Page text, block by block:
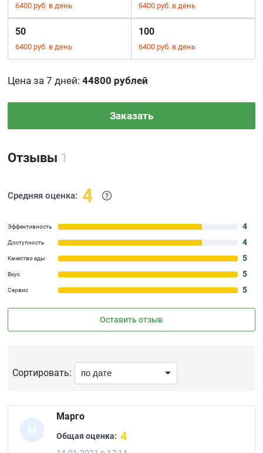
6400 руб. в день 6400 руб. в день
50
6400 руб. в день
100
6400 руб. в день
Цена за 7 дней:44800 рублей
Заказать
Отзывы 1
Средняя оценка: 4
Эффективность 4
Доступность 4
Качество еды 5
Вкус 5
Сервис 5
Оставить отзыв
Сортировать:
М
Марго
Общая оценка: 4